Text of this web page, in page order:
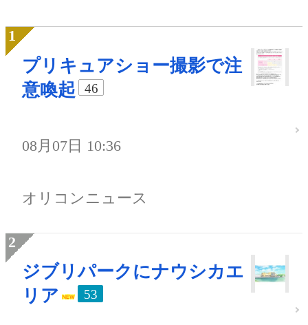
プリキュアショー撮影で注
意喚起
46
08月07日 10:36
オリコンニュース
ジブリパークにナウシカエ
リア
53